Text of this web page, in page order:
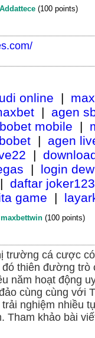
Addattece (100 points)
online |
| agen
mobile |
| agen
|
| login
| daftar joker123
game |
maxbettwin (100 points)
trường cá cược
đó thiên đường
năm hoạt động
cùng cùng với
nghiệm nhiều
Tham khảo bài